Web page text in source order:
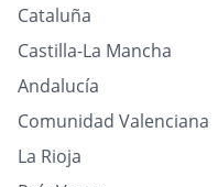
Cataluña
Castilla-La Mancha
Andalucía
Comunidad Valenciana
La Rioja